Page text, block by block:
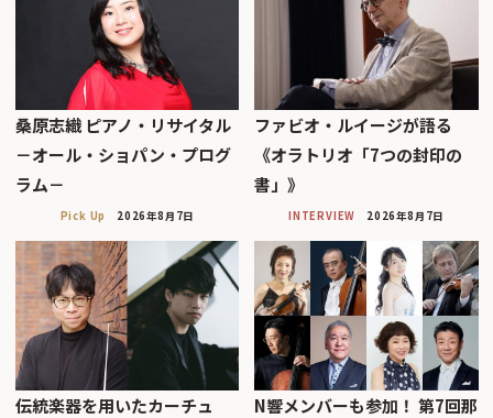
桑原志織 ピアノ・リサイタル
－オール・ショパン・プログ
ラム－
Pick Up 2026年8月7日
ファビオ・ルイージが語る
《オラトリオ「7つの封印の
書」》
INTERVIEW 2026年8月7日
伝統楽器を用いたカーチュ
N響メンバーも参加！ 第7回那